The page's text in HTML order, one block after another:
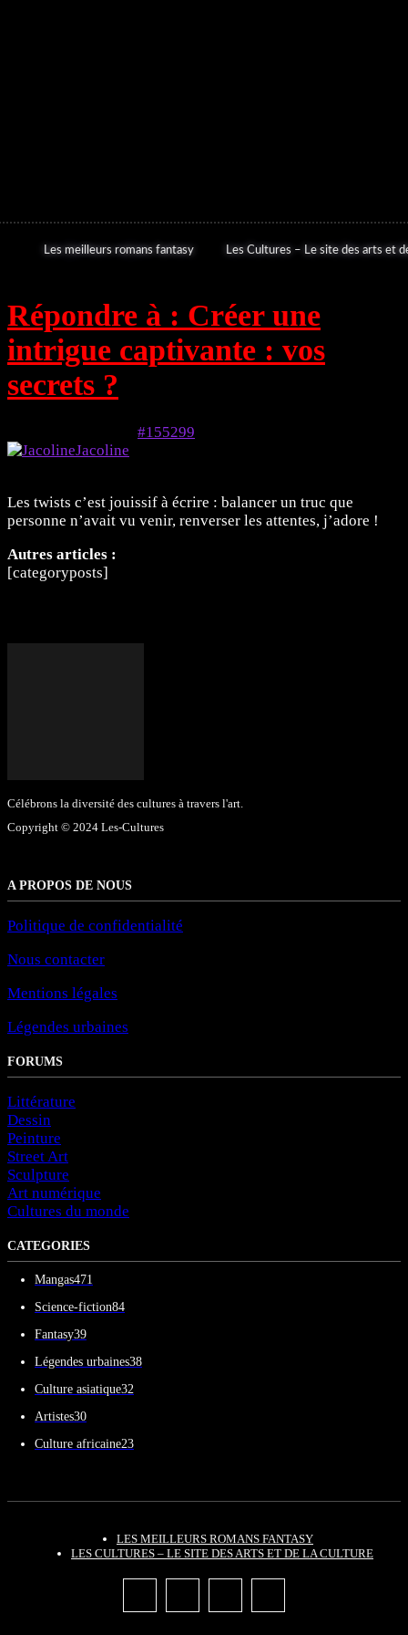
Les meilleurs romans fantasy Les Cultures – Le site des arts et
Répondre à : Créer une
intrigue captivante : vos
secrets ?
#155299
Jacoline
Les twists c’est jouissif à écrire : balancer un truc que
personne n’avait vu venir, renverser les attentes, j’adore !
Autres articles :
[categoryposts]
Célébrons la diversité des cultures à travers l'art.
Copyright © 2024 Les-Cultures
A PROPOS DE NOUS
Politique de confidentialité
Nous contacter
Mentions légales
Légendes urbaines
FORUMS
Littérature
Dessin
Peinture
Street Art
Sculpture
Art numérique
Cultures du monde
CATEGORIES
Mangas471
Science-fiction84
Fantasy39
Légendes urbaines38
Culture asiatique32
Artistes30
Culture africaine23
LES MEILLEURS ROMANS FANTASY
LES CULTURES – LE SITE DES ARTS ET DE LA CULTURE